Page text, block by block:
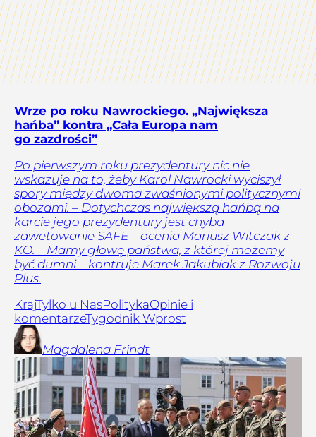
Wrze po roku Nawrockiego. „Największa
hańba” kontra „Cała Europa nam
go zazdrości”
Po pierwszym roku prezydentury nic nie
wskazuje na to, żeby Karol Nawrocki wyciszył
spory między dwoma zwaśnionymi politycznymi
obozami. – Dotychczas największą hańbą na
karcie jego prezydentury jest chyba
zawetowanie SAFE – ocenia Mariusz Witczak z
KO. – Mamy głowę państwa, z której możemy
być dumni – kontruje Marek Jakubiak z Rozwoju
Plus.
KrajTylko u NasPolitykaOpinie i
komentarzeTygodnik Wprost
Magdalena Frindt